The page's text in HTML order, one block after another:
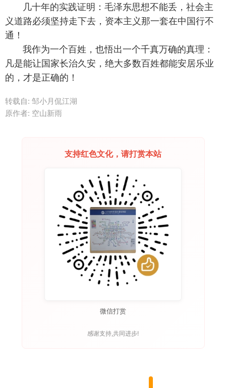
几十年的实践证明：毛泽东思想不能丢，社会主
义道路必须坚持走下去，资本主义那一套在中国行不
通！
我作为一个百姓，也悟出一个千真万确的真理：
凡是能让国家长治久安，绝大多数百姓都能安居乐业
的，才是正确的！
转载自: 邹小月侃江湖
原作者: 空山新雨
支持红色文化，请打赏本站
微信打赏
感谢支持,共同进步!